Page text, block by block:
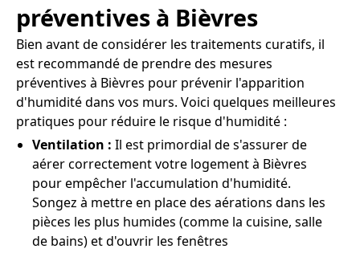
préventives à Bièvres
Bien avant de considérer les traitements curatifs, il
est recommandé de prendre des mesures
préventives à Bièvres pour prévenir l'apparition
d'humidité dans vos murs. Voici quelques meilleures
pratiques pour réduire le risque d'humidité :
Ventilation : Il est primordial de s'assurer de
aérer correctement votre logement à Bièvres
pour empêcher l'accumulation d'humidité.
Songez à mettre en place des aérations dans les
pièces les plus humides (comme la cuisine, salle
de bains) et d'ouvrir les fenêtres